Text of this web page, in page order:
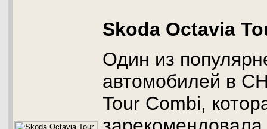
Skoda Octavia
Один из
автомобилей в
Tour Combi,